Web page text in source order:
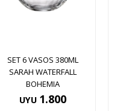
SET 6 VASOS 380ML
SARAH WATERFALL
BOHEMIA
UYU 1.800